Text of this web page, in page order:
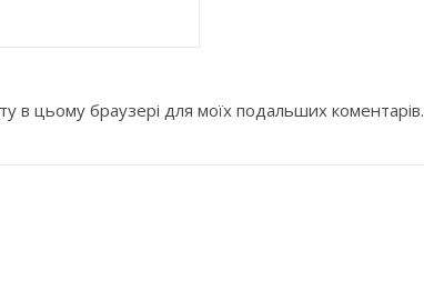
в цьому браузері для моїх подальших коментарів.